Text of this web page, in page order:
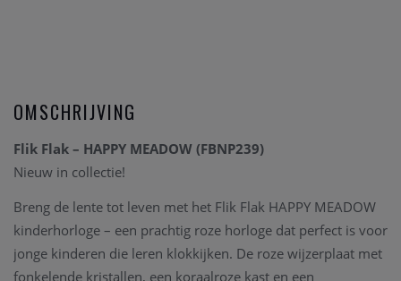
OMSCHRIJVING
Flik Flak – HAPPY MEADOW (FBNP239)
Nieuw in collectie!
Breng de lente tot leven met het Flik Flak HAPPY MEADOW
kinderhorloge – een prachtig roze horloge dat perfect is voor
jonge kinderen die leren klokkijken. De roze wijzerplaat met
fonkelende kristallen, een koraalroze kast en een